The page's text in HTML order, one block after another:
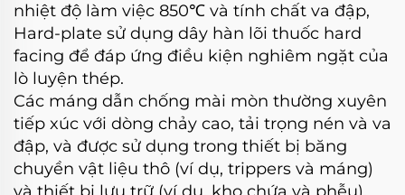
nhiệt độ làm việc 850℃ và tính chất va đập,
Hard-plate sử dụng dây hàn lõi thuốc hard
facing để đáp ứng điều kiện nghiêm ngặt của
lò luyện thép.
Các máng dẫn chống mài mòn thường xuyên
tiếp xúc với dòng chảy cao, tải trọng nén và va
đập, và được sử dụng trong thiết bị băng
chuyền vật liệu thô (ví dụ, trippers và máng)